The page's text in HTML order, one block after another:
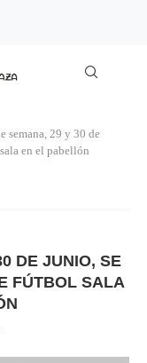
semana, 29 y 30 de
en el pabellón
DE JUNIO, SE
FÚTBOL SALA